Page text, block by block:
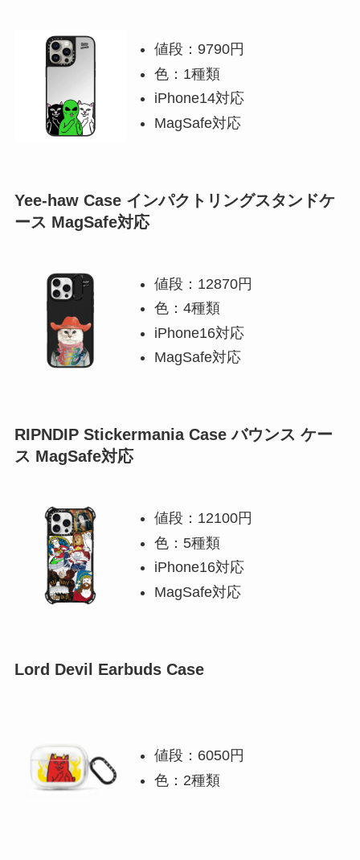
値段：9790円
色：1種類
iPhone14対応
MagSafe対応
Yee-haw Case インパクトリングスタンドケ
ース MagSafe対応
値段：12870円
色：4種類
iPhone16対応
MagSafe対応
RIPNDIP Stickermania Case バウンス ケー
ス MagSafe対応
値段：12100円
色：5種類
iPhone16対応
MagSafe対応
Lord Devil Earbuds Case
値段：6050円
色：2種類